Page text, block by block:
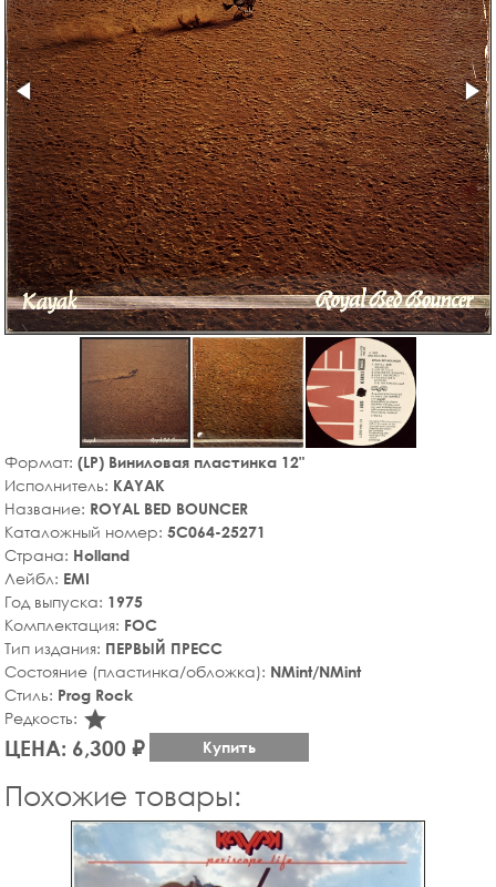
Формат: (LP) Виниловая пластинка 12"
Исполнитель: KAYAK
Название: ROYAL BED BOUNCER
Каталожный номер: 5C064-25271
Страна: Holland
Лейбл: EMI
Год выпуска: 1975
Комплектация: FOC
Тип издания: ПЕРВЫЙ ПРЕСС
Состояние (пластинка/обложка): NMint/NMint
Стиль: Prog Rock
Редкость: star_rate
ЦЕНА: 6,300 ₽ Купить
Похожие товары: